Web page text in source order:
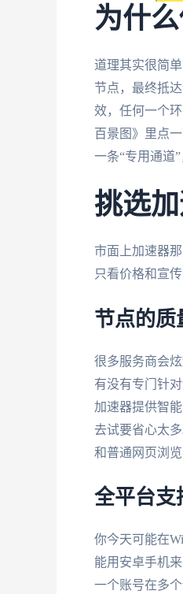
为什
道理其实很简
节点，最终抵
效，任何一个
百景图》里点
一条“专用通道
挑选
市面上加速器
只看价格和宣
节点的质
很多服务商会
有没有专门针
加速器提供智
去试要省心太
和普通网页浏
全平台支
你今天可能在
能用安卓手机
一个账号在多